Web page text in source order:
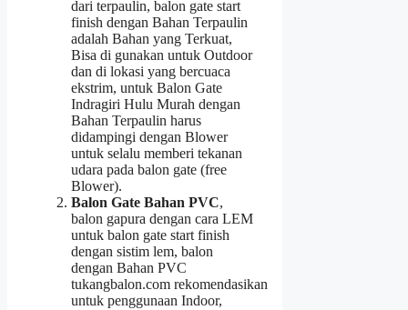
dari terpaulin, balon gate start
finish dengan Bahan Terpaulin
adalah Bahan yang Terkuat,
Bisa di gunakan untuk Outdoor
dan di lokasi yang bercuaca
ekstrim, untuk Balon Gate
Indragiri Hulu Murah dengan
Bahan Terpaulin harus
didampingi dengan Blower
untuk selalu memberi tekanan
udara pada balon gate (free
Blower).
Balon Gate Bahan PVC,
balon gapura dengan cara LEM
untuk balon gate start finish
dengan sistim lem, balon
dengan Bahan PVC
tukangbalon.com rekomendasikan
untuk penggunaan Indoor,